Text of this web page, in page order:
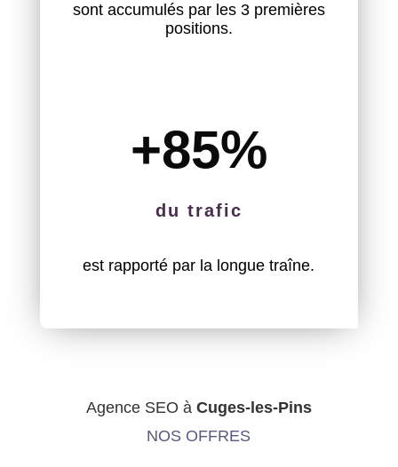
sont accumulés par les 3 premières
positions.
+85%
du trafic
est rapporté par la longue traîne.
Agence SEO à Cuges-les-Pins
NOS OFFRES